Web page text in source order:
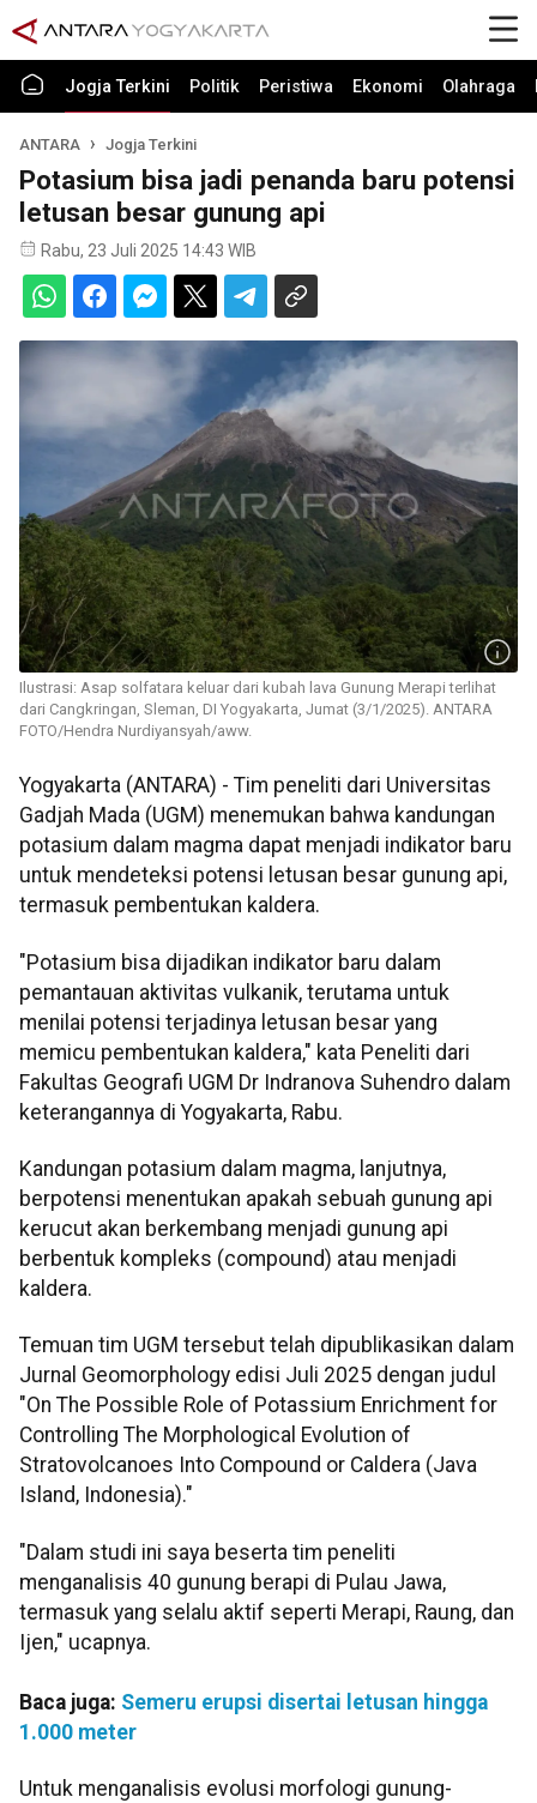
Jogja Terkini Politik Peristiwa Ekonomi Olahraga
ANTARA Jogja Terkini
Potasium bisa jadi penanda baru potensi
letusan besar gunung api
Rabu, 23 Juli 2025 14:43 WIB
Ilustrasi: Asap solfatara keluar dari kubah lava Gunung Merapi terlihat
dari Cangkringan, Sleman, DI Yogyakarta, Jumat (3/1/2025). ANTARA
FOTO/Hendra Nurdiyansyah/aww.
Yogyakarta (ANTARA) - Tim peneliti dari Universitas
Gadjah Mada (UGM) menemukan bahwa kandungan
potasium dalam magma dapat menjadi indikator baru
untuk mendeteksi potensi letusan besar gunung api,
termasuk pembentukan kaldera.
"Potasium bisa dijadikan indikator baru dalam
pemantauan aktivitas vulkanik, terutama untuk
menilai potensi terjadinya letusan besar yang
memicu pembentukan kaldera," kata Peneliti dari
Fakultas Geografi UGM Dr Indranova Suhendro dalam
keterangannya di Yogyakarta, Rabu.
Kandungan potasium dalam magma, lanjutnya,
berpotensi menentukan apakah sebuah gunung api
kerucut akan berkembang menjadi gunung api
berbentuk kompleks (compound) atau menjadi
kaldera.
Temuan tim UGM tersebut telah dipublikasikan dalam
Jurnal Geomorphology edisi Juli 2025 dengan judul
"On The Possible Role of Potassium Enrichment for
Controlling The Morphological Evolution of
Stratovolcanoes Into Compound or Caldera (Java
Island, Indonesia)."
"Dalam studi ini saya beserta tim peneliti
menganalisis 40 gunung berapi di Pulau Jawa,
termasuk yang selalu aktif seperti Merapi, Raung, dan
Ijen," ucapnya.
Baca juga: Semeru erupsi disertai letusan hingga
1.000 meter
Untuk menganalisis evolusi morfologi gunung-